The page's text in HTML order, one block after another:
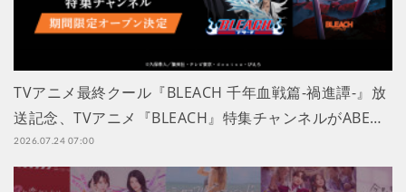
TVアニメ最終クール『BLEACH 千年血戦篇-禍進譚-』放
送記念、TVアニメ『BLEACH』特集チャンネルがABE…
2026.07.24 07:00